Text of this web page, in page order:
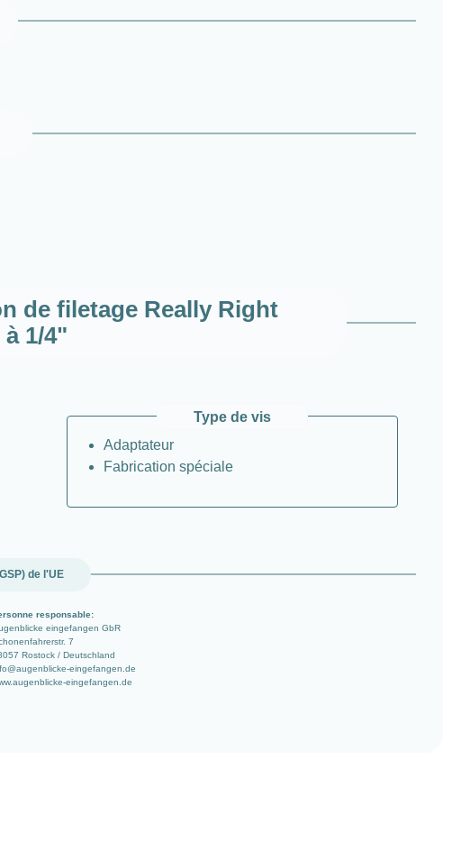
de filetage Really Right
1/4"
Type de vis
Adaptateur
Fabrication spéciale
de l'UE
responsable:
eingefangen GbR
7
Rostock / Deutschland
eingefangen.de
eingefangen.de